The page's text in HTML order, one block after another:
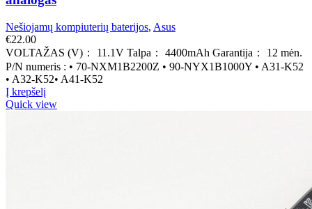
Nešiojamų kompiuterių baterijos, Asus
€22.00
VOLTAŽAS (V)： 11.1V Talpa： 4400mAh Garantija： 12 mėn.
P/N numeris : • 70-NXM1B2200Z • 90-NYX1B1000Y • A31-K52
• A32-K52• A41-K52
Į krepšelį
Quick view